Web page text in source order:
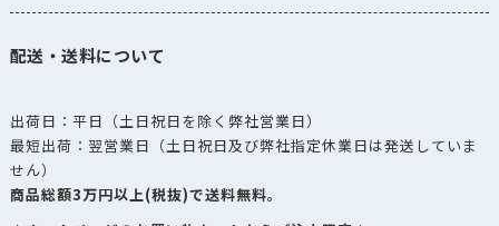
配送・送料について
出荷日：平日（土日祝日を除く弊社営業日）
最短出荷：翌営業日（土日祝日及び弊社指定休業日は発送していま
せん）
商品総額3万円以上(税抜)で送料無料。